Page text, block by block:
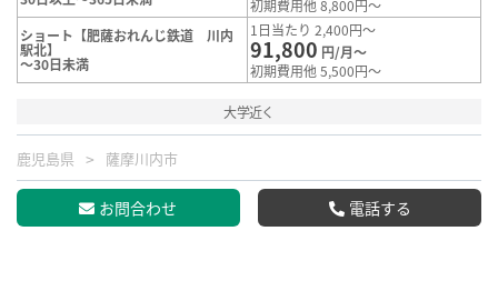
初期費用他 8,800円～
ショート【肥薩おれんじ鉄道 川内
駅北】
～30日未満
1日当たり 2,400円～
91,800 円/月～
初期費用他 5,500円～
大学近く
鹿児島県 薩摩川内市
お問合わせ 電話する